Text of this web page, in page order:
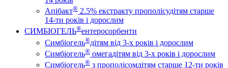
Апібакт® 2.5% екстракту прополісудітям старше
14-ти років і дорослим
СИМБІОГЕЛЬ®ентеросорбенти
Симбіогель®дітям від 3-х років і дорослим
Симбіогель® омегадітям від 3-х років і дорослим
Симбіогель® з прополісомдітям старше 12-ти років